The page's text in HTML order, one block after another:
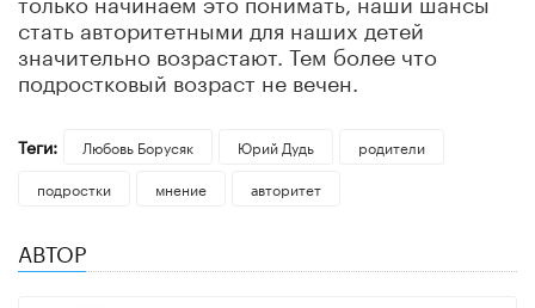
стать авторитетными для наших детей
значительно возрастают. Тем более что
подростковый возраст не вечен.
Теги: Любовь Борусяк Юрий Дудь
родители
подростки
мнение авторитет
АВТОР